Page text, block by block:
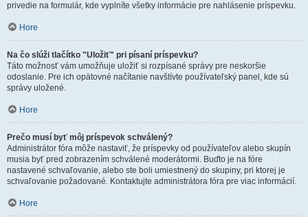
privedie na formulár, kde vyplníte všetky informácie pre nahlásenie príspevku.
Hore
Na čo slúži tlačítko "Uložiť" pri písaní príspevku?
Táto možnosť vám umožňuje uložiť si rozpísané správy pre neskoršie
odoslanie. Pre ich opätovné načítanie navštívte používateľský panel, kde sú
správy uložené.
Hore
Prečo musí byť môj príspevok schválený?
Administrátor fóra môže nastaviť, že príspevky od používateľov alebo skupín
musia byť pred zobrazením schválené moderátormi. Buďto je na fóre
nastavené schvaľovanie, alebo ste boli umiestnený do skupiny, pri ktorej je
schvaľovanie požadované. Kontaktujte administrátora fóra pre viac informácií.
Hore